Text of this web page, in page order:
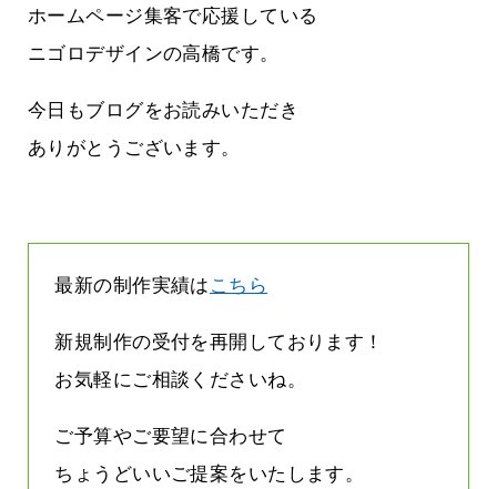
ホームページ集客で応援している
ニゴロデザインの高橋です。
今日もブログをお読みいただき
ありがとうございます。
最新の制作実績は こちら
新規制作の受付を再開しております！
お気軽にご相談くださいね。
ご予算やご要望に合わせて
ちょうどいいご提案をいたします。
より利
酒田商工会議所さんへニゴロ通信を持
って行くときって8～9割方雨なんです
よね
2026.07.28